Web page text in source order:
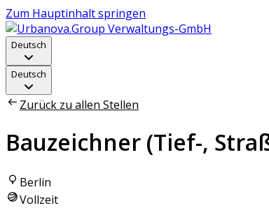
Zum Hauptinhalt springen
Deutsch
Deutsch
Zurück zu allen Stellen
Bauzeichner (Tief-,
Berlin
Vollzeit